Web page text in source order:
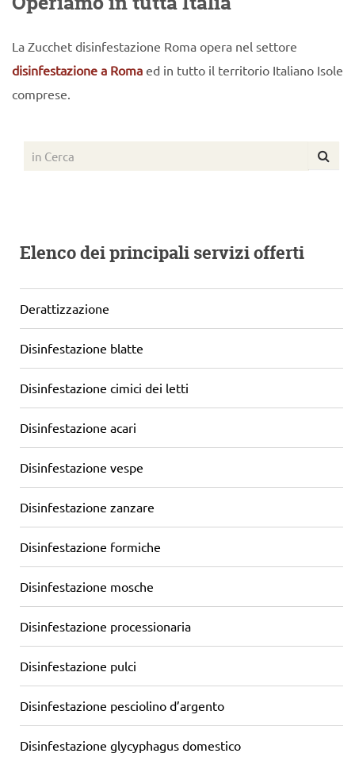
La Zucchet disinfestazione Roma opera nel settore
disinfestazione a Roma ed in tutto il territorio Italiano Isole
comprese.
Elenco dei principali servizi offerti
Derattizzazione
Disinfestazione blatte
Disinfestazione cimici dei letti
Disinfestazione acari
Disinfestazione vespe
Disinfestazione zanzare
Disinfestazione formiche
Disinfestazione mosche
Disinfestazione processionaria
Disinfestazione pulci
Disinfestazione pesciolino d’argento
Disinfestazione glycyphagus domestico